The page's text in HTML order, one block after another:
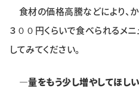
食材の価格高騰などにより、
３００円くらいで食べられるメ
してみてください。
―量をもう少し増やしてほしい